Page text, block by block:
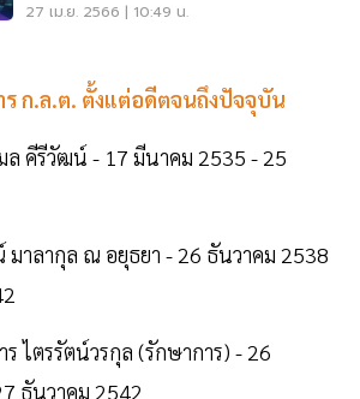
27 เม.ย. 2566 | 10:49 น.
ร ก.ล.ต. ตั้งแต่อดีตจนถึงปัจจุบัน
ล คีรีวัฒน์ - 17 มีนาคม 2535 - 25
าลากุล ณ อยุธยา - 26 ธันวาคม 2538
ไตรรัตน์วรกุล (รักษาการ) - 26
ธันวาคม 2542